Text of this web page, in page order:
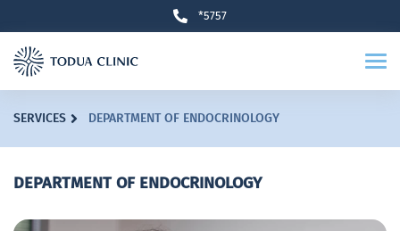
*5757
SERVICES DEPARTMENT OF ENDOCRINOLOGY
DEPARTMENT OF ENDOCRINOLOGY